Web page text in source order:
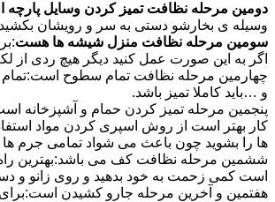
دومین مرحله نظافت تمیز کردن وسایل پارچه
وسیله ی بخارشو دستی به سر و رویشان بکشید
سومین مرحله نظافت منزل شیشه ها هست
اگر به این صورت عمل کنید دیگر هیچ ردی از
چهارمین مرحله نظافت تمام سطوح است:تمام
و …باید کاملا تمیز باشد.
پنجمین مرحله تمیز کردن حمام و آشپزخانه
کار بهتر است از روش اسپری کردن مواد
ها را بشوید چون باعث می شواد تمامی جرم
ششمین مرحله نظافت کف می باشد:بهترین
است کمی زحمت به خود بدهید و روی زانو و
هفتمین و آخرین مرحله جارو کشیدن است:برای